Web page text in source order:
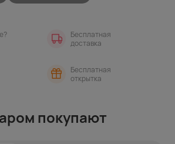
Бесплатная
доставка
Бесплатная
открытка
покупают